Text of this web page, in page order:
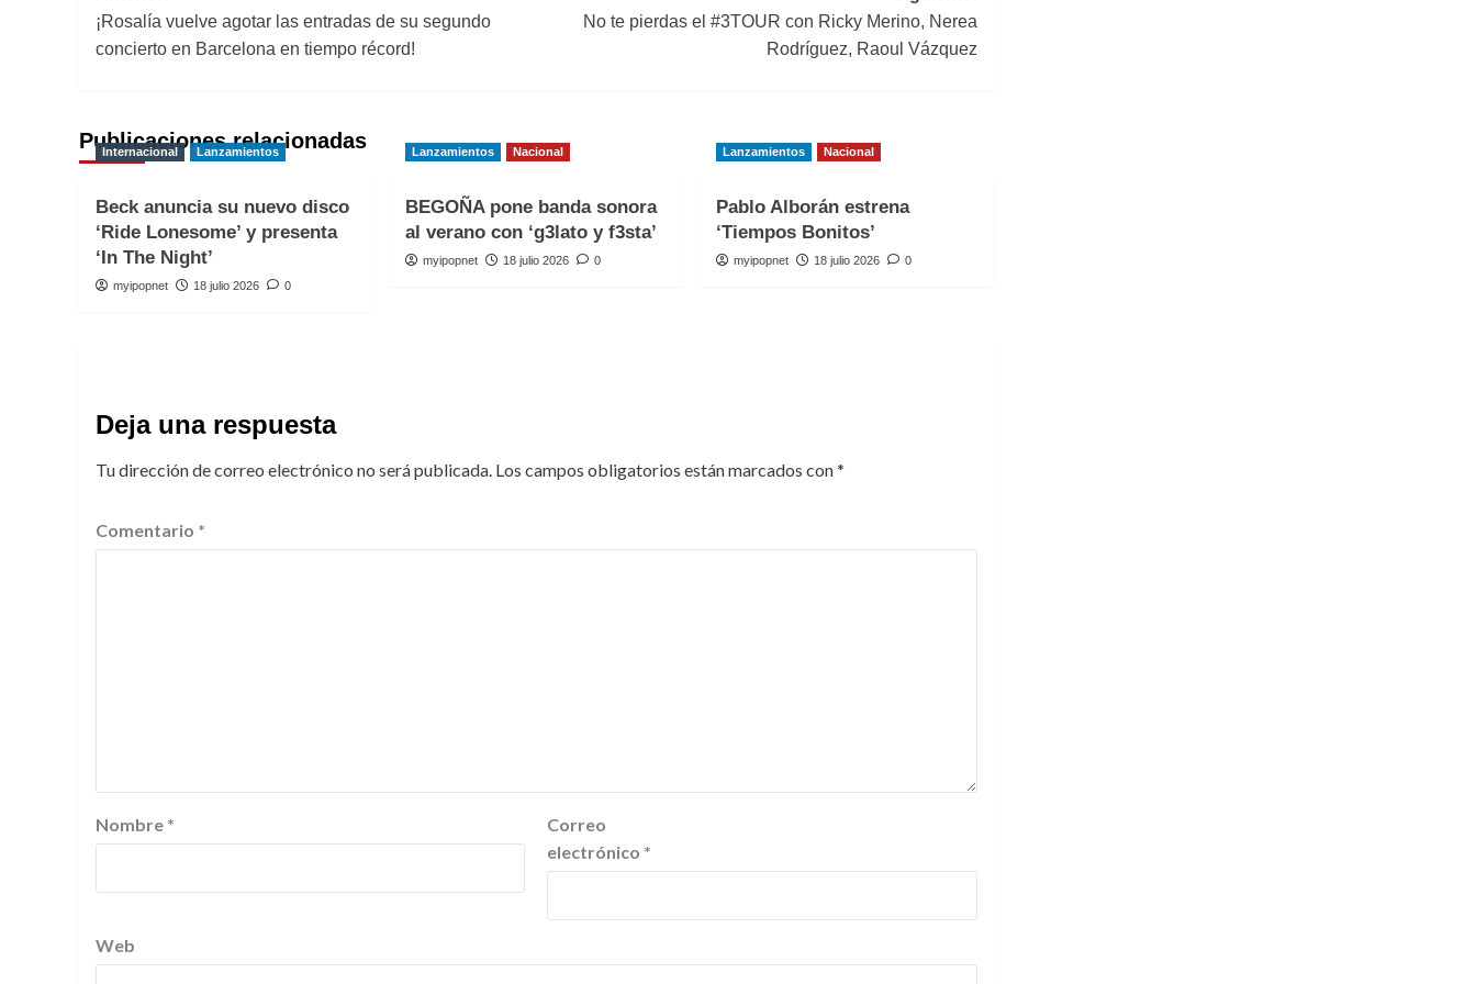
de
¡Rosalía vuelve agotar las entradas de su segundo
concierto en Barcelona en tiempo récord!
No te pierdas el #3TOUR con Ricky Merino, Nerea
Rodríguez, Raoul Vázquez
Publicaciones relacionadas
Internacional Lanzamientos
Beck anuncia su nuevo disco
‘Ride Lonesome’ y presenta
‘In The Night’
myipopnet 18 julio 2026 0
Lanzamientos Nacional
BEGOÑA pone banda sonora
al verano con ‘g3lato y f3sta’
myipopnet 18 julio 2026 0
Lanzamientos Nacional
Pablo Alborán estrena
‘Tiempos Bonitos’
myipopnet 18 julio 2026 0
Deja una respuesta
Tu dirección de correo electrónico no será publicada. Los campos obligatorios están marcados con*
Comentario *
Nombre *
Correo
electrónico *
Web